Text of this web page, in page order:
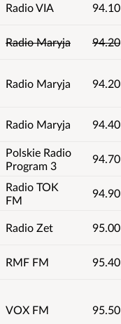
Radio VIA 94.10
Radio Maryja 94.20
Radio Maryja 94.20
Radio Maryja 94.40
Polskie Radio
Program 3
94.70
Radio TOK
FM
94.90
Radio Zet 95.00
RMF FM 95.40
VOX FM 95.50